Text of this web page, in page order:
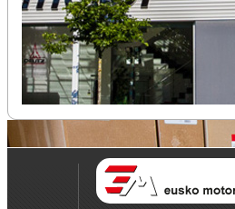
CAPTION 1